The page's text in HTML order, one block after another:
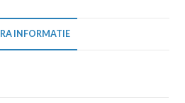
INFORMATIE